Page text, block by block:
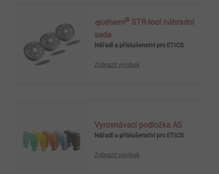
ejotherm® STR-tool náhradní
sada
Nářadí a příslušenství pro ETICS
Zobrazit výrobek
Vyrovnávací podložka AS
Nářadí a příslušenství pro ETICS
Zobrazit výrobek